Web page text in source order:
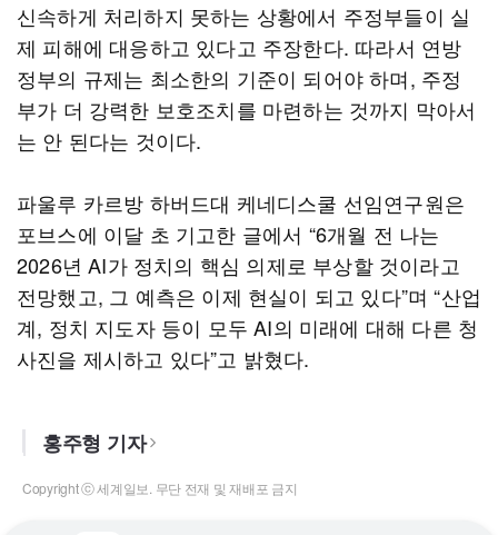
신속하게 처리하지 못하는 상황에서 주정부들이 실
제 피해에 대응하고 있다고 주장한다. 따라서 연방
정부의 규제는 최소한의 기준이 되어야 하며, 주정
부가 더 강력한 보호조치를 마련하는 것까지 막아서
는 안 된다는 것이다.
파울루 카르방 하버드대 케네디스쿨 선임연구원은
포브스에 이달 초 기고한 글에서 “6개월 전 나는
2026년 AI가 정치의 핵심 의제로 부상할 것이라고
전망했고, 그 예측은 이제 현실이 되고 있다”며 “산업
계, 정치 지도자 등이 모두 AI의 미래에 대해 다른 청
사진을 제시하고 있다”고 밝혔다.
홍주형 기자
Copyright ⓒ 세계일보. 무단 전재 및 재배포 금지